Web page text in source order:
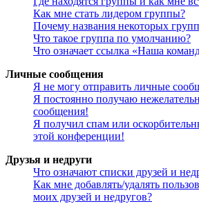
Как мне стать лидером группы?
Почему названия некоторых
Что такое группа по умолчанию?
Что означает ссылка «Наша
Личные сообщения
Я не могу отправить личные
Я постоянно получаю
сообщения!
Я получил спам или
этой конференции!
Друзья и недруги
Что означают списки друзей и
Как мне добавлять/удалять
моих друзей и недругов?